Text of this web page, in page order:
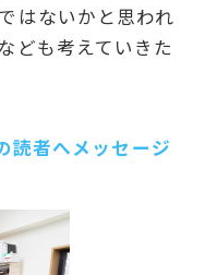
はないかと思われ
ども考えていきた
読者へメッセージ